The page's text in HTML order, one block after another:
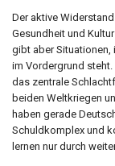
Der aktive
Gesundheit und
gibt aber Situationen,
im Vordergrund
das zentrale
beiden Weltkriegen
haben gerade
Schuldkomplex und
lernen nur durch